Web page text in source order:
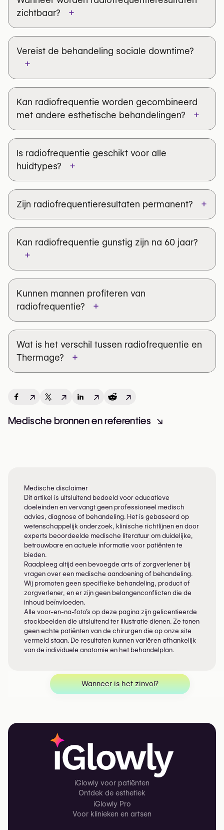
passages bij gematigde energie, hebben ongemak
aanzienlijk verminderd. Klinische studies rapporteren
dat slechts 5% van de patiënten de behandeling als te
pijnlijk beschrijft.
Vind een betrouwbare esthetische kliniek
radiofrequentie voor huidversteviging →
in België gespecialiseerd in
zichtbaar?
+
Vereist de behandeling sociale downtime?
+
Kan radiofrequentie worden gecombineerd
met andere esthetische behandelingen?
+
Is radiofrequentie geschikt voor alle
huidtypes?
+
Zijn radiofrequentieresultaten permanent? +
Kan radiofrequentie gunstig zijn na 60 jaar?
+
Kunnen mannen profiteren van
radiofrequentie?
+
Wat is het verschil tussen radiofrequentie en
Thermage?
+
↗ ↗ ↗ ↗
Medische bronnen en referenties ↘
Medische disclaimer
Dit artikel is uitsluitend bedoeld voor educatieve
doeleinden en vervangt geen professioneel medisch
advies, diagnose of behandeling. Het is gebaseerd op
wetenschappelijk onderzoek, klinische richtlijnen en door
experts beoordeelde medische literatuur om duidelijke,
betrouwbare en actuele informatie voor patiënten te
bieden.
Raadpleeg altijd een bevoegde arts of zorgverlener bij
vragen over een medische aandoening of behandeling.
Wij promoten geen specifieke behandeling, product of
zorgverlener, en er zijn geen belangenconflicten die de
inhoud beïnvloeden.
Alle voor-en-na-foto’s op deze pagina zijn gelicentieerde
stockbeelden die uitsluitend ter illustratie dienen. Ze tonen
geen echte patiënten van de chirurgen die op onze site
vermeld staan. De resultaten kunnen variëren afhankelijk
van de individuele anatomie en het behandelplan.
Wanneer is het zinvol?
iGlowly voor patiënten
Ontdek de esthetiek
iGlowly Pro
Voor klinieken en artsen